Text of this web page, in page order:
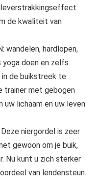
de kwaliteit van
wandelen, hardlopen,
doen en zelfs
de buikstreek te
trainer met gebogen
lichaam en uw leven
Deze niergordel is zeer
gewoon om je buik,
Nu kunt u zich sterker
van lendensteun.